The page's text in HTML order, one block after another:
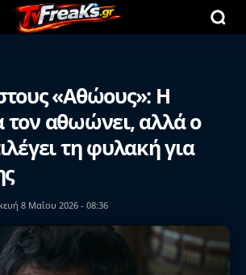
«Αθώους»: Η
τον αθωώνει, αλλά ο
τη φυλακή για
8 Μαΐου 2026 - 08:36